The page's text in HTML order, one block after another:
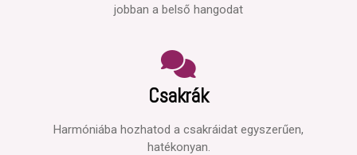
jobban a belső hangodat
Csakrák
Harmóniába hozhatod a csakráidat egyszerűen,
hatékonyan.